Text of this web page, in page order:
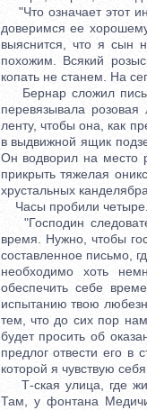
"Что означает этот
доверимся ее
выяснится, что я сын
похожим. Всякий
копать не станем. На
Бернар сложил
перевязывала
ленту, чтобы она, как
в выдвижной ящик
Он водворил на место
прикрыть тяжелая
хрустальных
Часы пробили
"Господин
время. Нужно, чтобы
составленное письмо,
необходимо хоть
обеспечить себе
испытанию твою
тем, что до сих пор нам
будет просить об
предлог отвести его в
которой я чувствую
Т-ская улица, где
Там, у фонтана